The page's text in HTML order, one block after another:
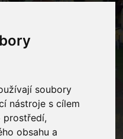
soubory
nástroje s cílem
prostředí,
obsahu a